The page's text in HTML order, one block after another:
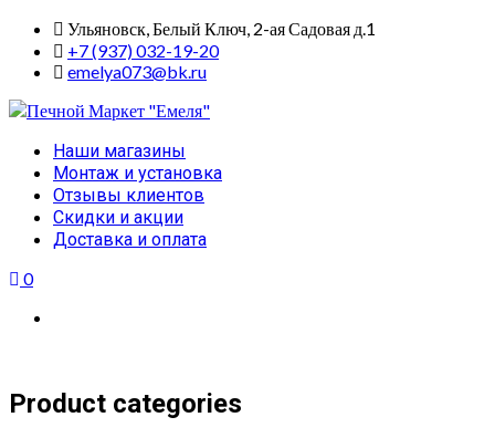
Skip
content
Ульяновск, Белый Ключ, 2-ая Садовая д.1
+7 (937) 032-19-20
emelya073@bk.ru
Primary
Menu
Наши магазины
Монтаж и установка
Отзывы клиентов
Скидки и акции
Доставка и оплата
0
Product categories